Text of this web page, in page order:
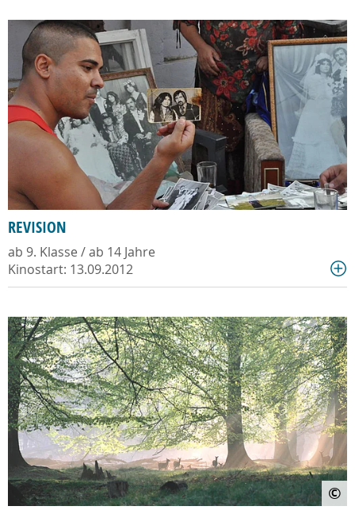
REVISION
ab 9. Klasse / ab 14 Jahre
Kinostart: 13.09.2012
©